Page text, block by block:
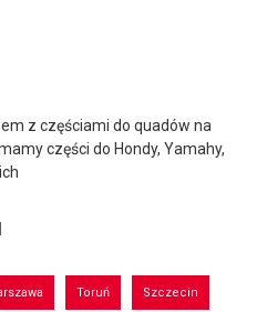
z częściami do quadów na
części do Hondy, Yamahy,
Toruń Szczecin